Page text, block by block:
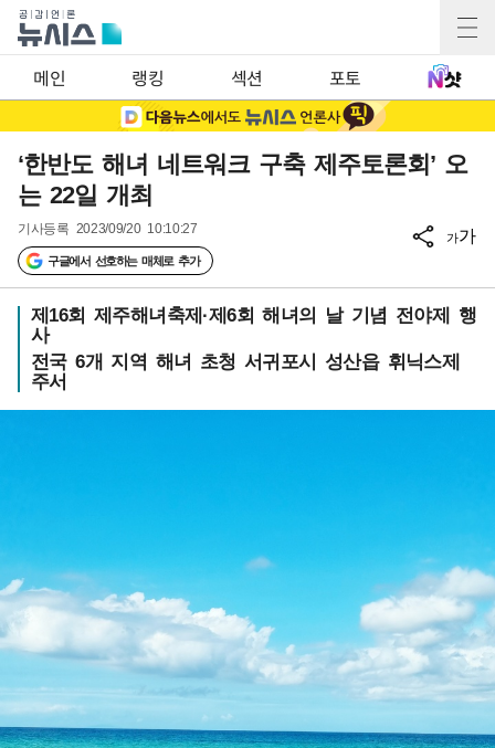
메인 랭킹 섹션 포토
‘한반도 해녀 네트워크 구축 제주토론회’ 오
는 22일 개최
기사등록 2023/09/20 10:10:27
구글에서 선호하는 매체로 추가
가가
제16회 제주해녀축제·제6회 해녀의 날 기념 전야제 행
사
전국 6개 지역 해녀 초청 서귀포시 성산읍 휘닉스제
주서